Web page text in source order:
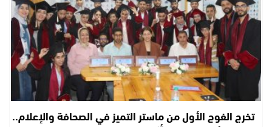
تخرج الفوج الأول من ماستر التميز في الصحافة والإعلام..